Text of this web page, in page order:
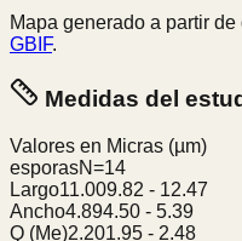
Mapa generado a partir
GBIF.
Medidas del
Valores en Micras (µm)
esporasN=14
Largo11.009.82 - 12.47
Ancho4.894.50 - 5.39
Q (Me)2.201.95 - 2.48